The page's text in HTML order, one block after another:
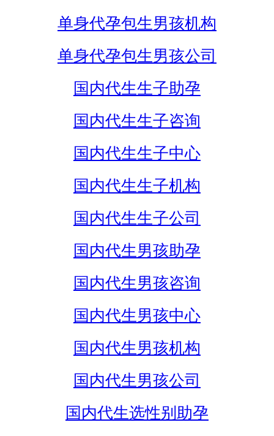
单身代孕包生男孩机构
单身代孕包生男孩公司
国内代生生子助孕
国内代生生子咨询
国内代生生子中心
国内代生生子机构
国内代生生子公司
国内代生男孩助孕
国内代生男孩咨询
国内代生男孩中心
国内代生男孩机构
国内代生男孩公司
国内代生选性别助孕